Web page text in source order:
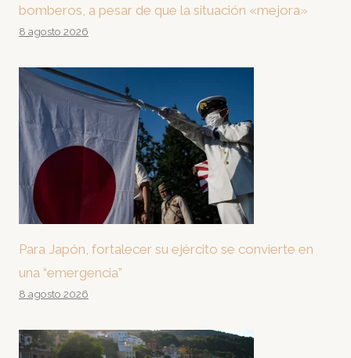
bomberos, a pesar de que la situación «mejora»
8 agosto 2026
Para Japón, fortalecer su ejército se convierte en
una “emergencia”
8 agosto 2026